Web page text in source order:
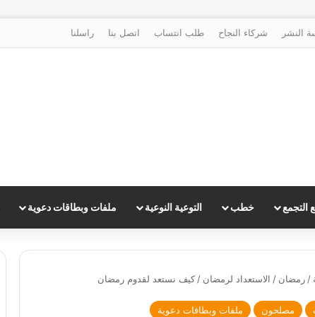
النشر شركاء النجاح طلب انتساب اتصل بنا راسلنا
التجمع خطب التوعية النوعية ملفات وبطاقات دعوية
/ رمضان / الاستعداد لرمضان / كيف نستعد لقدوم رمضان
مصلحون
ملفات وبطاقات دعوية